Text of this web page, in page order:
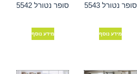
סופר נטורל 5543
מידע נוסף
סופר נטורל 5542
מידע נוסף